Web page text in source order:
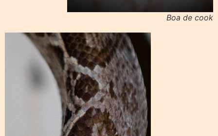
Boa de cook